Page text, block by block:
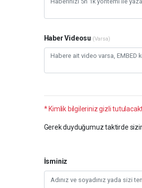
Haber Videosu (Varsa)
* Kimlik bilgileriniz gizli
Gerek duyduğumuz taktirde
İsminiz